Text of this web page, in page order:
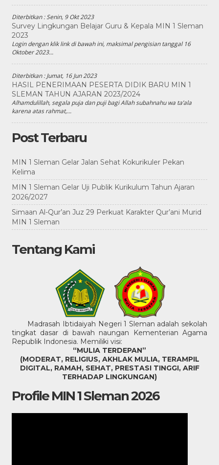
Diterbitkan :Senin, 9 Okt 2023
Survey Lingkungan Belajar Guru & Kepala MIN 1 Sleman
2023
Login dengan klik link di bawah ini, maksimal pengisian tanggal 16
Oktober 2023...
Diterbitkan :Jumat, 16 Jun 2023
HASIL PENERIMAAN PESERTA DIDIK BARU MIN 1
SLEMAN TAHUN AJARAN 2023/2024
Alhamdulillah, segala puja dan puji bagi Allah subahnahu wa ta’ala
karena atas rahmat,...
Post Terbaru
MIN 1 Sleman Gelar Jalan Sehat Kokurikuler Pekan
Kelima
MIN 1 Sleman Gelar Uji Publik Kurikulum Tahun Ajaran
2026/2027
Simaan Al-Qur’an Juz 29 Perkuat Karakter Qur’ani Murid
MIN 1 Sleman
Tentang Kami
Madrasah Ibtidaiyah Negeri 1 Sleman adalah sekolah
tingkat dasar di bawah naungan Kementerian Agama
Republik Indonesia. Memiliki visi:
“MULIA TERDEPAN”
(MODERAT, RELIGIUS, AKHLAK MULIA, TERAMPIL
DIGITAL, RAMAH, SEHAT, PRESTASI TINGGI, ARIF
TERHADAP LINGKUNGAN)
Profile MIN 1 Sleman 2026